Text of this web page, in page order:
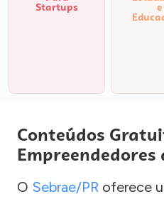
Startups e
Conteúdos
Empreendedores
O Sebrae/PR oferece